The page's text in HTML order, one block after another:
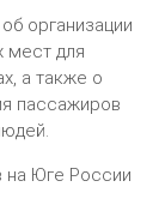
организации
мест для
а также о
пассажиров
на Юге России